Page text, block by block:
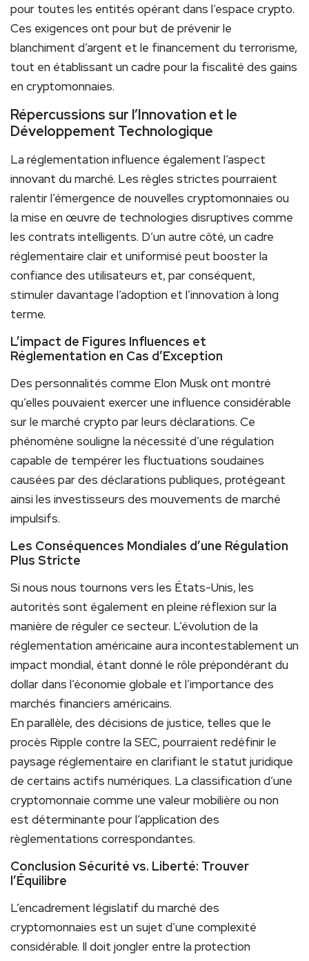
pour toutes les entités opérant dans l’espace crypto.
Ces exigences ont pour but de prévenir le
blanchiment d’argent et le financement du terrorisme,
tout en établissant un cadre pour la fiscalité des gains
en cryptomonnaies.
Répercussions sur l’Innovation et le
Développement Technologique
La réglementation influence également l’aspect
innovant du marché. Les règles strictes pourraient
ralentir l’émergence de nouvelles cryptomonnaies ou
la mise en œuvre de technologies disruptives comme
les contrats intelligents. D’un autre côté, un cadre
réglementaire clair et uniformisé peut booster la
confiance des utilisateurs et, par conséquent,
stimuler davantage l’adoption et l’innovation à long
terme.
L’impact de Figures Influences et
Réglementation en Cas d’Exception
Des personnalités comme Elon Musk ont montré
qu’elles pouvaient exercer une influence considérable
sur le marché crypto par leurs déclarations. Ce
phénomène souligne la nécessité d’une régulation
capable de tempérer les fluctuations soudaines
causées par des déclarations publiques, protégeant
ainsi les investisseurs des mouvements de marché
impulsifs.
Les Conséquences Mondiales d’une Régulation
Plus Stricte
Si nous nous tournons vers les États-Unis, les
autorités sont également en pleine réflexion sur la
manière de réguler ce secteur. L’évolution de la
réglementation américaine aura incontestablement un
impact mondial, étant donné le rôle prépondérant du
dollar dans l’économie globale et l’importance des
marchés financiers américains.
En parallèle, des décisions de justice, telles que le
procès Ripple contre la SEC, pourraient redéfinir le
paysage réglementaire en clarifiant le statut juridique
de certains actifs numériques. La classification d’une
cryptomonnaie comme une valeur mobilière ou non
est déterminante pour l’application des
règlementations correspondantes.
Conclusion Sécurité vs. Liberté: Trouver
l’Équilibre
L’encadrement législatif du marché des
cryptomonnaies est un sujet d’une complexité
considérable. Il doit jongler entre la protection